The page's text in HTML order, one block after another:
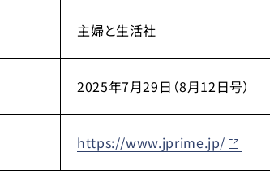
主婦と生活社
2025年7月29日（8月12日号）
https://www.jprime.jp/